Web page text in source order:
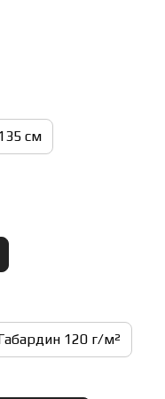
см
120 г/м²